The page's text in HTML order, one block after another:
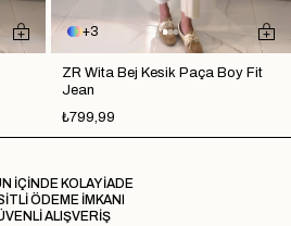
3
ZR Wita Bej Kesik Paça Boy Fit
Jean
₺799,99
İÇİNDE KOLAY İADE
ÖDEME İMKANI
ALIŞVERİŞ